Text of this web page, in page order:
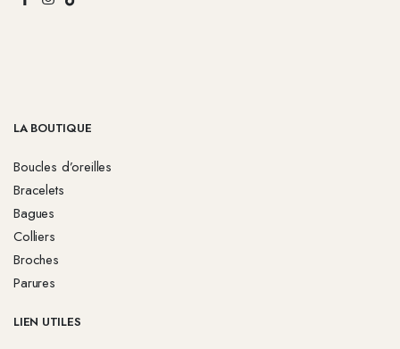
LA BOUTIQUE
Boucles d’oreilles
Bracelets
Bagues
Colliers
Broches
Parures
LIEN UTILES